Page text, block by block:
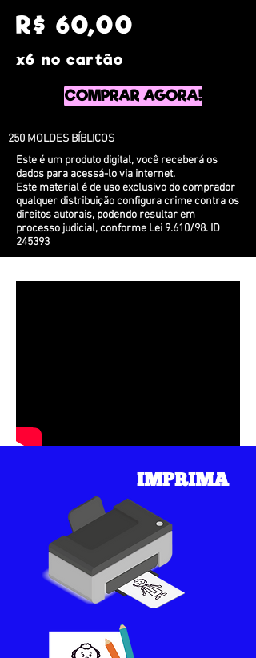
R$ 60,00
x6 no cartão
COMPRAR AGORA!
250 MOLDES BÍBLICOS
Este é um produto digital, você receberá os
dados para acessá-lo via internet.
Este material é de uso exclusivo do comprador
qualquer distribuição configura crime contra os
direitos autorais, podendo resultar em
processo judicial, conforme Lei 9.610/98. ID
245393
IMPRIMA